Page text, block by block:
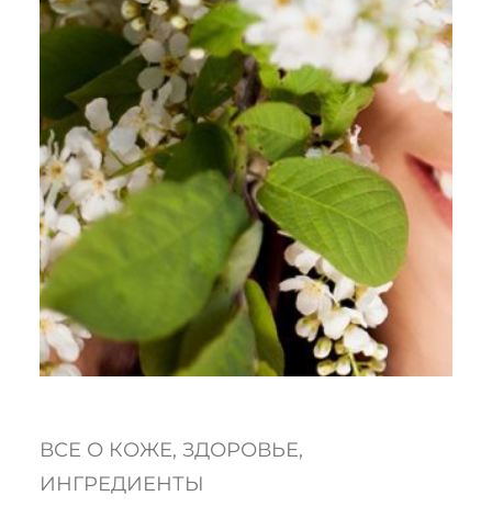
ВСЕ О КОЖЕ, ЗДОРОВЬЕ
ИНГРЕДИЕНТЫ